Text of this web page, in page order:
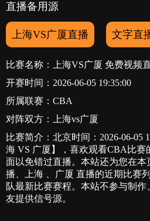
直播备用源
上海VS广厦直播 文字直
比赛名称：上海VS广厦 免费视频
开赛时间：2026-06-05 19:35:00
所属联赛： CBA
对阵双方：上海vs广厦
比赛简介：北京时间：2026-06-05
海 VS 广厦】，喜欢观看CBA比赛
面以免错过直播。本站还为您在
播、上海 、广厦 直播的近期比赛
队最新比赛赛程。本站不参与制作
友提供信号源。